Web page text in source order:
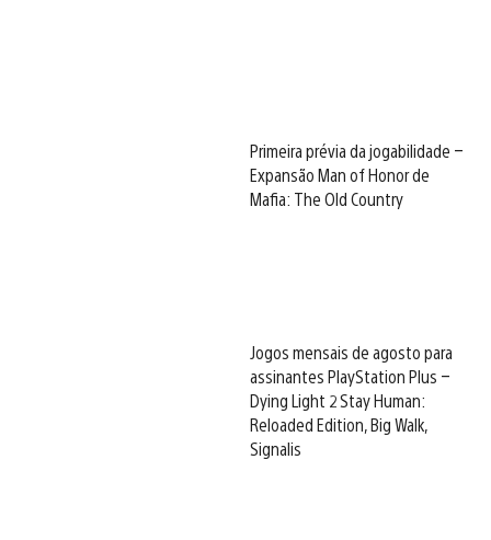
Primeira prévia da jogabilidade –
Expansão Man of Honor de
Mafia: The Old Country
Jogos mensais de agosto para
assinantes PlayStation Plus –
Dying Light 2 Stay Human:
Reloaded Edition, Big Walk,
Signalis